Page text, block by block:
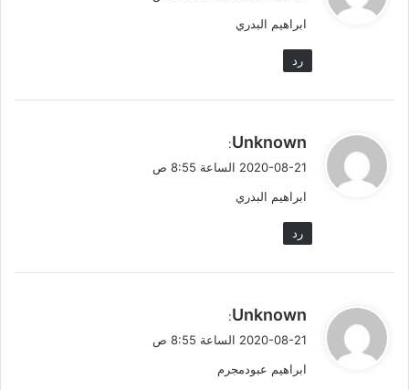
ل
ابراهيم البدري
رد
ي
ل
Unknown
:
2020-08-21 الساعة 8:55 ص
ابراهيم البدري
رد
ي
ل
Unknown
:
2020-08-21 الساعة 8:55 ص
ابراهيم عبودمجرم